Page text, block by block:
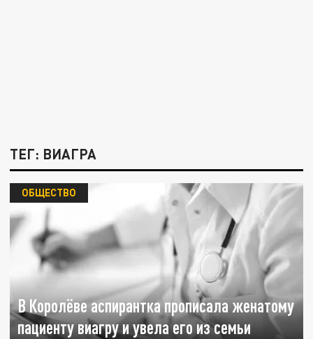
ТЕГ: ВИАГРА
В Королёве аспирантка прописала женатому
пациенту виагру и увела его из семьи
ОБЩЕСТВО